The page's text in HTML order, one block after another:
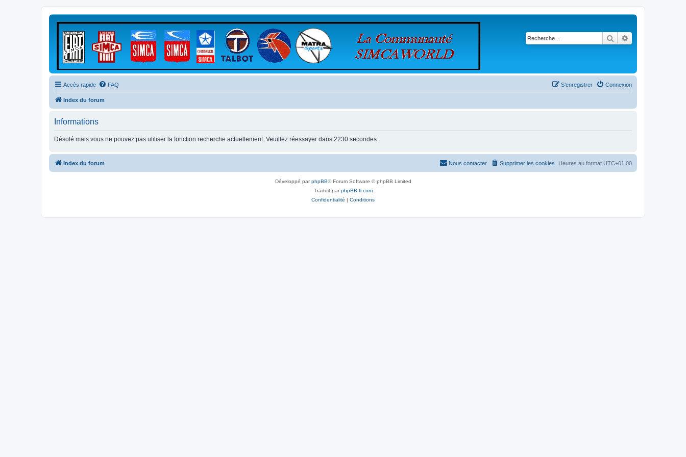
Rechercher
Accès rapide FAQ Connexion
S’enregistrer
Index du forum
Informations
Désolé mais vous ne pouvez pas utiliser la fonction recherche actuellement. Veuillez réessayer dans 2230 secondes.
Index du forum Heures au format UTC+01:00
Supprimer les cookies
Nous contacter
Développé parphpBB® Forum Software © phpBB Limited
Traduit parphpBB-fr.com
Confidentialité | Conditions